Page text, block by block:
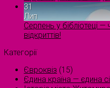
31
Лип
Серпень у бібліотеці
відкриттів!
Категорії
Євроквіз (15)
Єдина країна — єдина